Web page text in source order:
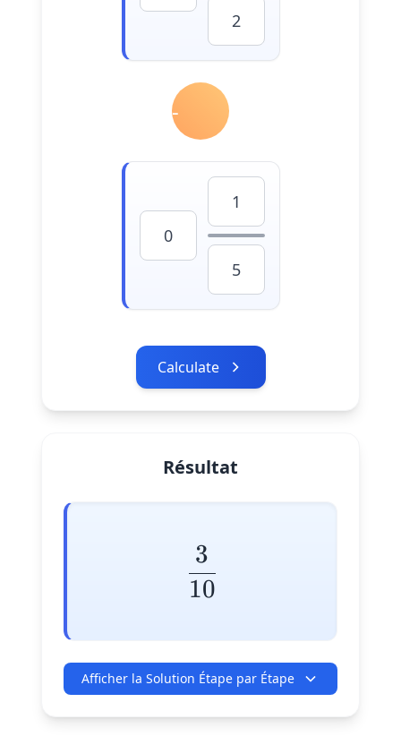
Calculate
Résultat
\frac{3}{10}
10
3
Afficher la Solution Étape par Étape